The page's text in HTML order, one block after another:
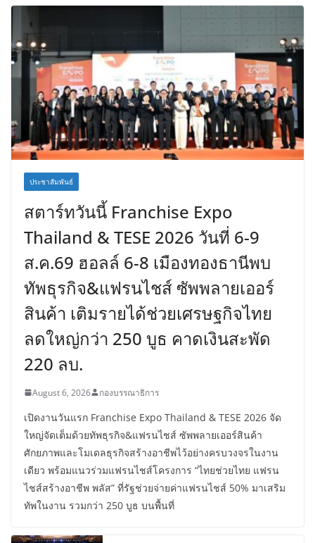
ประชาสัมพันธ์
สตาร์ทวันนี้ Franchise Expo
Thailand & TESE 2026 วันที่ 6-9
ส.ค.69 ฮอลล์ 6-8 เมืองทองธานีพบ
ทัพธุรกิจ&แฟรนไชส์ ซัพพลายเออร์
สินค้า เติมรายได้ช่วยเศรษฐกิจไทย
ลดใหญ่กว่า 250 บูธ คาดเงินสะพัด
220 ลบ.
August 6, 2026 กองบรรณาธิการ
เปิดงานวันแรก Franchise Expo Thailand & TESE 2026 จัด
ใหญ่จัดเต็มด้วยทัพธุรกิจ&แฟรนไชส์ ซัพพลายเออร์สินค้า
ศักยภาพและโมเดลธุรกิจสร้างอาชีพไว้อย่างครบวงจรในงาน
เดียว พร้อมแนวร่วมแฟรนไชส์โครงการ “ไทยช่วยไทย แฟรน
ไชส์สร้างอาชีพ พลัส” ที่รัฐช่วยจ่ายค่าแฟรนไชส์ 50% มาเสริม
ทัพในงาน รวมกว่า 250 บูธ บนพื้นที่